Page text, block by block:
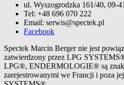
ul. Wyszogrodzka 161/40, 09-
Tel: +48 696 070 222
Email: serwis@spectek.pl
Facebook
Spectek Marcin Berger nie jest
zatwierdzony przez LPG
LPG®, ENDERMOLOGIE® są
zarejestrowanymi we Francji i poza